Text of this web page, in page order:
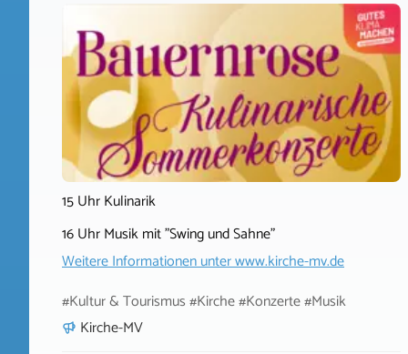
15 Uhr Kulinarik
16 Uhr Musik mit "Swing und Sahne"
Weitere Informationen unterwww.kirche-mv.de
#Kultur & Tourismus #Kirche #Konzerte #Musik
Kirche-MV